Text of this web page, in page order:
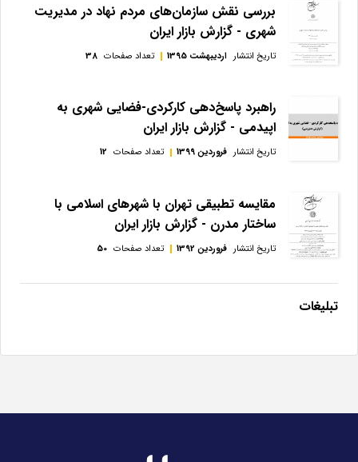
بررسی نقش سازمان‌های مردم نهاد در مدیریت
شهری - گزارش بازار ایران
تاریخ انتشار اردیبهشت 1395 تعداد صفحات 38
راهبرد پاسخ‌دهی کارکردی-فضایی شهری به
اپیدمی - گزارش بازار ایران
تاریخ انتشار فروردین 1399 تعداد صفحات 12
مقایسه‌ ‌تطبیقی‌ تهران ‌با ‌شهرهای ‌اسلامی‌ با‌
ساختار‌ مدرن - گزارش بازار ایران
تاریخ انتشار فروردین 1392 تعداد صفحات 50
تبلیغات